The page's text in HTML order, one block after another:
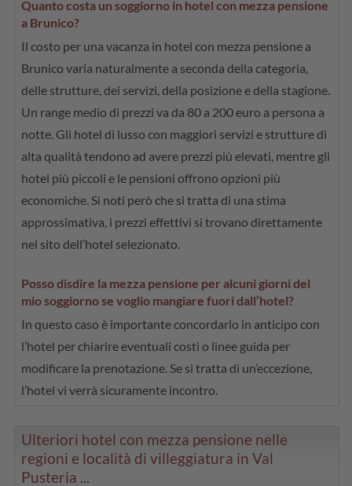
Quanto costa un soggiorno in hotel con mezza pensione
a Brunico?
Il costo per una vacanza in hotel con mezza pensione a
Brunico varia naturalmente a seconda della categoria,
delle strutture, dei servizi, della posizione e della stagione.
Un range medio di prezzi va da 80 a 200 euro a persona a
notte. Gli hotel di lusso con maggiori servizi e strutture di
alta qualità tendono ad avere prezzi più elevati, mentre gli
hotel più piccoli e le pensioni offrono opzioni più
economiche. Si noti però che si tratta di una stima
approssimativa, i prezzi effettivi si trovano direttamente
nel sito dell’hotel selezionato.
Posso disdire la mezza pensione per alcuni giorni del
mio soggiorno se voglio mangiare fuori dall’hotel?
In questo caso è importante concordarlo in anticipo con
l’hotel per chiarire eventuali costi o linee guida per
modificare la prenotazione. Se si tratta di un’eccezione,
l’hotel vi verrà sicuramente incontro.
Ulteriori hotel con mezza pensione nelle
regioni e località di villeggiatura in Val
Pusteria ...